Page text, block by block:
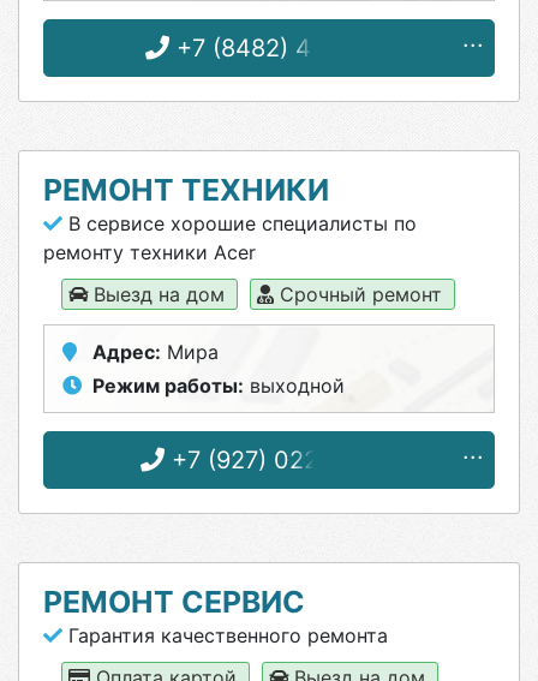
+7 (8482) 41-15-61
РЕМОНТ ТЕХНИКИ
В сервисе хорошие специалисты по
ремонту техники Acer
Выезд на дом
Срочный ремонт
Адрес: Мира
Режим работы: выходной
+7 (927) 022-22-49
РЕМОНТ СЕРВИС
Гарантия качественного ремонта